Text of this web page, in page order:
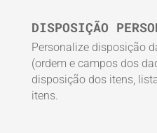
DISPOSIÇÃO
Personalize disposição
(ordem e campos dos
disposição dos itens,
itens.